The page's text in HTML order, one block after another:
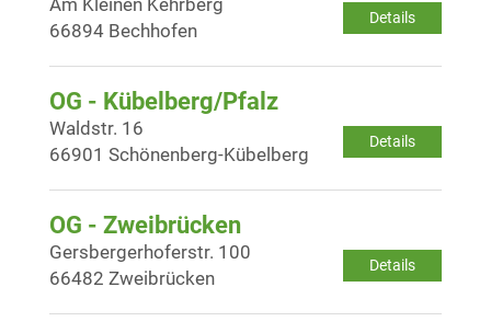
Details
66894 Bechhofen
OG - Kübelberg/Pfalz
Details
Waldstr. 16
66901 Schönenberg-Kübelberg
OG - Zweibrücken
Details
Gersbergerhoferstr. 100
66482 Zweibrücken